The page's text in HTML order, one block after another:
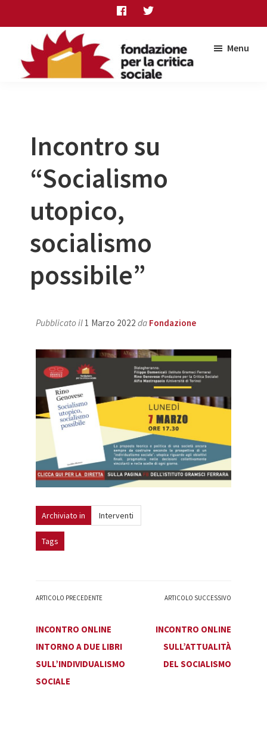
to
content
to
primary
sidebar
to
Menu
Incontro su
“Socialismo
utopico,
socialismo
possibile”
Pubblicato il 1 Marzo 2022 da Fondazione
Archiviato in Interventi
Tags
ARTICOLO PRECEDENTE
INCONTRO ONLINE
INTORNO A DUE LIBRI
SULL’INDIVIDUALISMO
SOCIALE
ARTICOLO SUCCESSIVO
INCONTRO ONLINE
SULL’ATTUALITÀ
DEL SOCIALISMO